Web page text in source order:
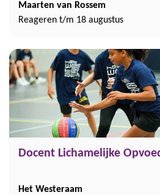
Maarten van Rossem
Reageren t/m 18 augustus
Docent Lichamelijke
Het Westeraam